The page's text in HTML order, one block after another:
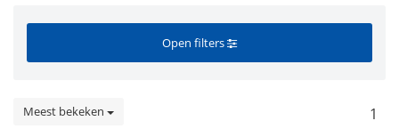
Open filters
Meest bekeken 1